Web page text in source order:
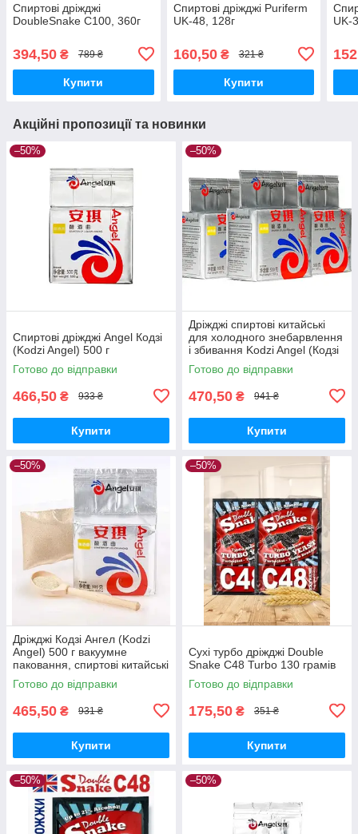
Спиртові дріжджі
DoubleSnake C100, 360г
394,50 ₴ 789 ₴
Купити
Спиртові дріжджі Puriferm
UK-48, 128г
160,50₴ 321 ₴
Купити
UK-
152
Акційні пропозиції та новинки
–50%
Спиртові дріжджі Angel Кодзі
(Kodzi Angel) 500 г
Готово до відправки
466,50 ₴ 933 ₴
Купити
–50%
Дріжджі спиртові китайські
для холодного знебарвлення
і збивання Kodzi Angel (Кодзі
Ангел) пачка 500 грамів
Готово до відправки
470,50 ₴ 941 ₴
Купити
–50%
Дріжджі Кодзі Ангел (Kodzi
Angel) 500 г вакуумне
паковання, спиртові китайські
дріжджі
Готово до відправки
465,50 ₴ 931 ₴
Купити
–50%
Сухі турбо дріжджі Double
Snake C48 Turbo 130 грамів
Готово до відправки
175,50 ₴ 351 ₴
Купити
–50% –50%